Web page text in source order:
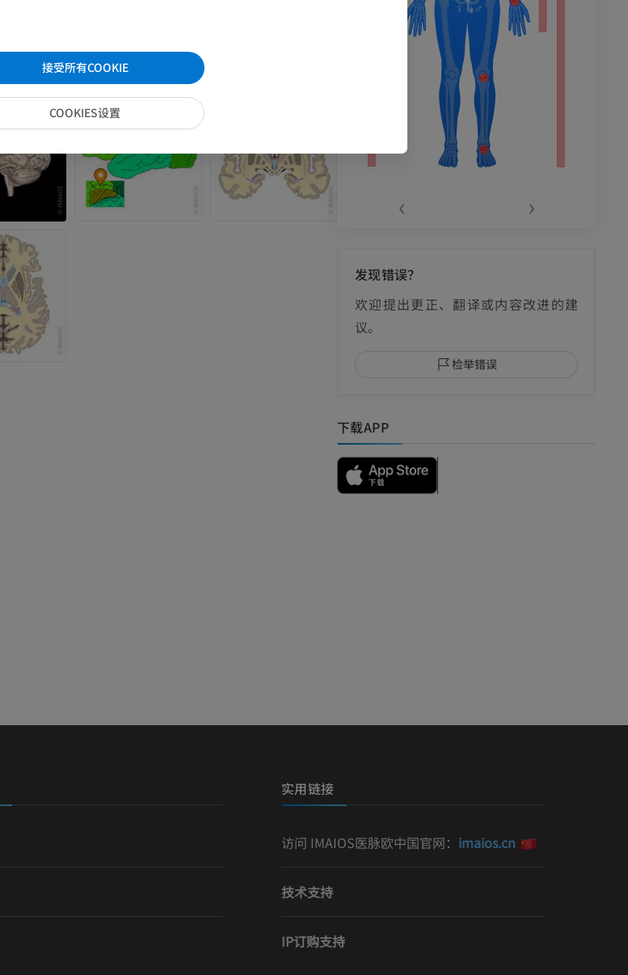
照片
学
MRI
优质会员
髋MRI
优质会员
膝MRI
‹ ›
发现错误？
欢迎提出更正、翻译或内容改进的建
议。
检举错误
下载APP
实用链接
访问 IMAIOS医脉欧中国官网： imaios.cn
技术支持
IP订购支持
接受所有COOKIE
COOKIES设置